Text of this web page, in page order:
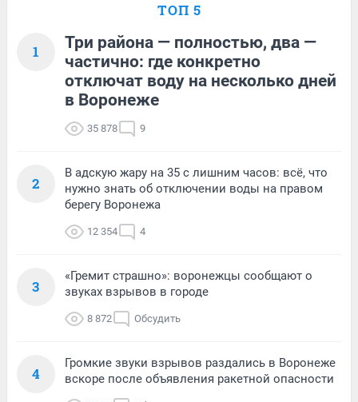
ТОП 5
1
Три района — полностью, два —
частично: где конкретно
отключат воду на несколько дней
в Воронеже
35 878 9
2
В адскую жару на 35 с лишним часов: всё, что
нужно знать об отключении воды на правом
берегу Воронежа
12 354 4
3
«Гремит страшно»: воронежцы сообщают о
звуках взрывов в городе
8 872 Обсудить
4
Громкие звуки взрывов раздались в Воронеже
вскоре после объявления ракетной опасности